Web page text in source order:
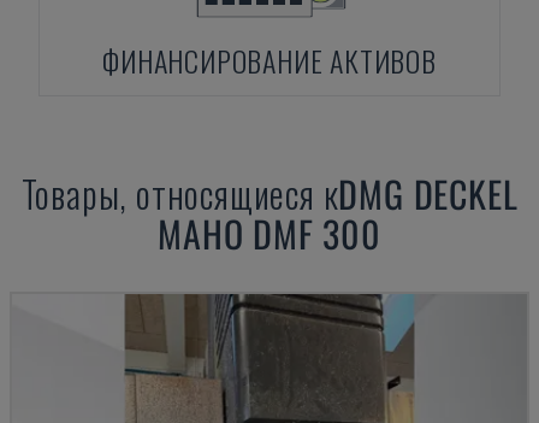
ФИНАНСИРОВАНИЕ АКТИВОВ
Товары, относящиеся кDMG DECKEL
MAHO DMF 300